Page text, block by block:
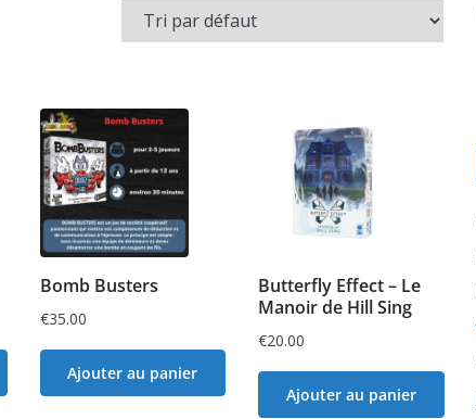
Bomb Busters
€35.00
Ajouter au panier
Butterfly Effect – Le
Manoir de Hill Sing
€20.00
Ajouter au panier